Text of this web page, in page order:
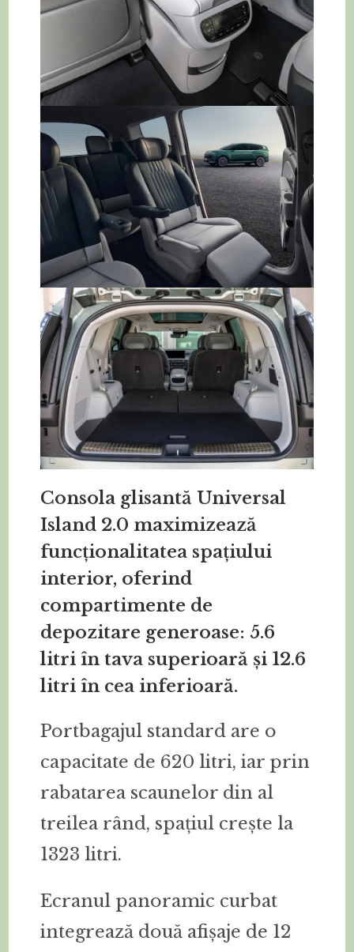
Consola glisantă Universal
Island 2.0 maximizează
funcționalitatea spațiului
interior, oferind
compartimente de
depozitare generoase: 5.6
litri în tava superioară și 12.6
litri în cea inferioară.
Portbagajul standard are o
capacitate de 620 litri, iar prin
rabatarea scaunelor din al
treilea rând, spațiul crește la
1323 litri.
Ecranul panoramic curbat
integrează două afișaje de 12